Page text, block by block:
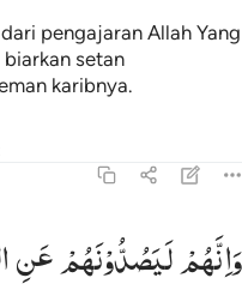
pengajaran Allah Yang
biarkan setan
karibnya.
وانهم ليصدونهم عن السبيل
وَإِنَّهُمْ لَيَصُدُّونَهُمْ عَنِ ٱلسَّبِيلِ
وَاِنَّهُمْلَیَصُدُّوْنَهُمْعَنِ